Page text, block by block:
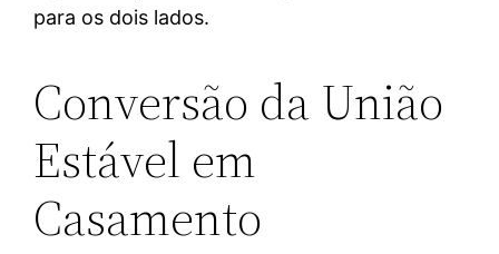
para os dois lados.
Conversão da União
Estável em
Casamento